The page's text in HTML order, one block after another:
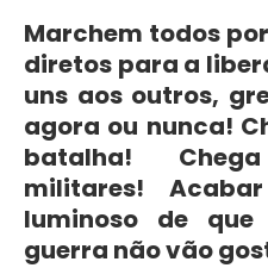
Marchem todos
diretos para a
uns aos outros,
agora ou nunca!
batalha!
militares!
luminoso de
guerra não vão